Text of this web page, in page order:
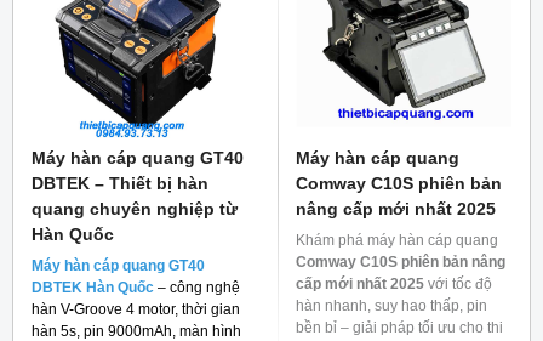
Máy hàn cáp quang GT40
DBTEK – Thiết bị hàn
quang chuyên nghiệp từ
Hàn Quốc
Máy hàn cáp quang GT40
DBTEK Hàn Quốc – công nghệ
hàn V-Groove 4 motor, thời gian
hàn 5s, pin 9000mAh, màn hình
Máy hàn cáp quang
Comway C10S phiên bản
nâng cấp mới nhất 2025
Khám phá máy hàn cáp quang
Comway C10S phiên bản nâng
cấp mới nhất 2025 với tốc độ
hàn nhanh, suy hao thấp, pin
bền bỉ – giải pháp tối ưu cho thi